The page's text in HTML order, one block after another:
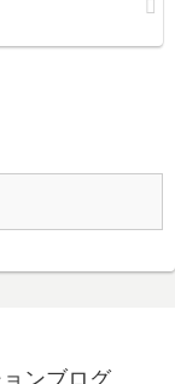
ンブログ